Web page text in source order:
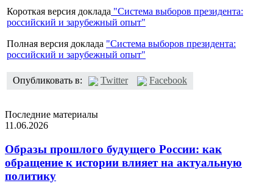
Короткая версия доклада "Система выборов президента:
российский и зарубежный опыт"
Полная версия доклада "Система выборов президента:
российский и зарубежный опыт"
Опубликовать в: Twitter Facebook
Последние материалы
11.06.2026
Образы прошлого будущего России: как
обращение к истории влияет на актуальную
политику